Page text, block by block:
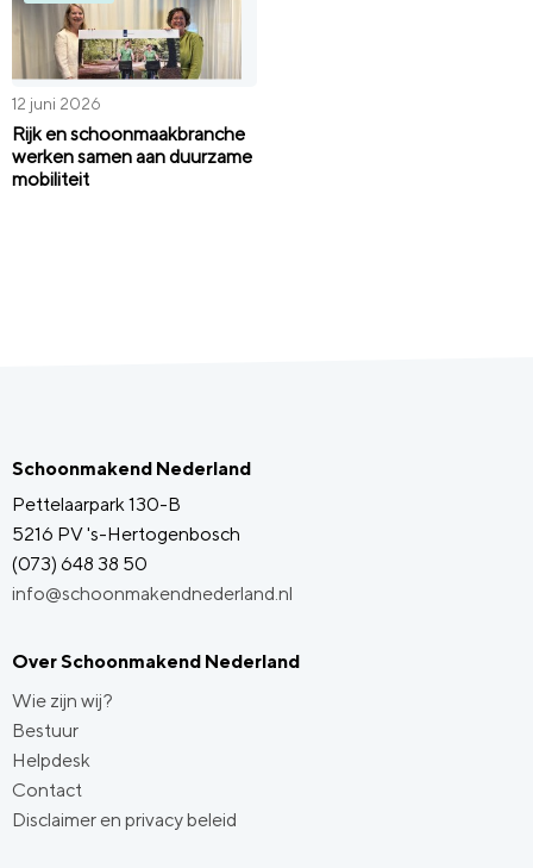
12 juni 2026
Rijk en schoonmaakbranche
werken samen aan duurzame
mobiliteit
Schoonmakend Nederland
Pettelaarpark 130-B
5216 PV 's-Hertogenbosch
(073) 648 38 50
info@schoonmakendnederland.nl
Over Schoonmakend Nederland
Wie zijn wij?
Bestuur
Helpdesk
Contact
Disclaimer en privacy beleid